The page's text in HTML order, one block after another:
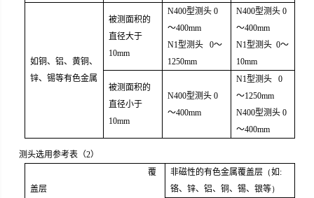
如铜、铝、黄铜、
锌、锡等有色金属
被测面积的
直径大于
10mm
N400型测头0
～400mm
N1型测头 0～
1250mm
N400型测头0
～400mm
N1型测头 0～
10mm
被测面积的
直径小于
10mm
N400型测头0
～400mm
N1型测头
0
～1250mm
N400型测头0
～400mm
测头选用参考表（2）
覆
盖层
非磁性的有色金属覆盖层（如:
铬、锌、铝、铜、锡、银等）